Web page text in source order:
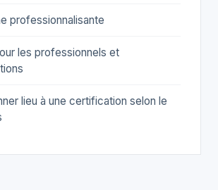
professionnalisante
les professionnels et
lieu à une certification selon le